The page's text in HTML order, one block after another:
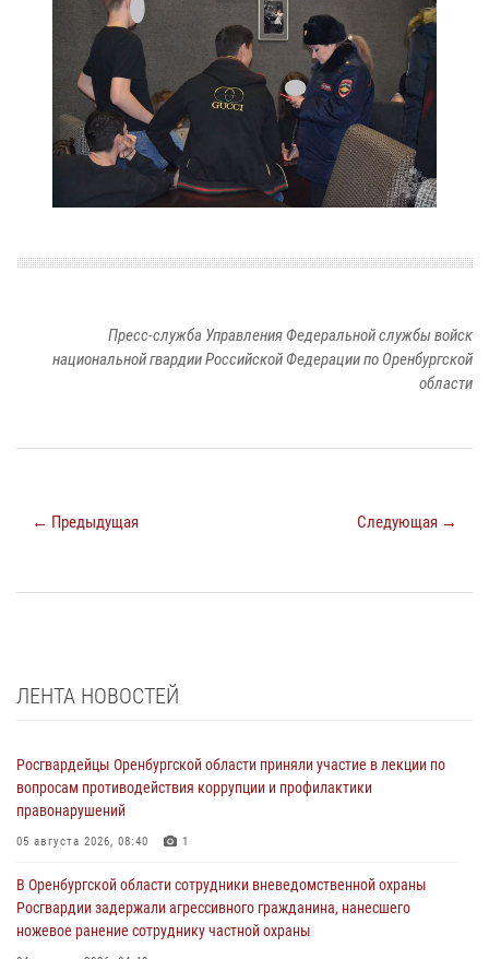
Пресс-служба Управления Федеральной службы войск
национальной гвардии Российской Федерации по Оренбургской
области
← Предыдущая Следующая →
ЛЕНТА НОВОСТЕЙ
Росгвардейцы Оренбургской области приняли участие в лекции по
вопросам противодействия коррупции и профилактики
правонарушений
05 августа 2026, 08:40 1
В Оренбургской области сотрудники вневедомственной охраны
Росгвардии задержали агрессивного гражданина, нанесшего
ножевое ранение сотруднику частной охраны